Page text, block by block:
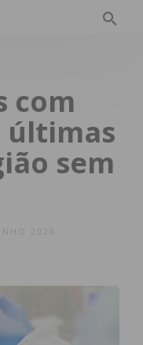
com
últimas
sem